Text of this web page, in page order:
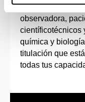
trabajo en el
observadora,
científicotécnicos
química y
titulación que
todas tus